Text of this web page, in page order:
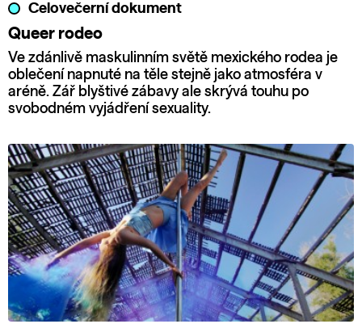
Celovečerní dokument
Queer rodeo
Ve zdánlivě maskulinním světě mexického rodea je
oblečení napnuté na těle stejně jako atmosféra v
aréně. Zář blyštivé zábavy ale skrývá touhu po
svobodném vyjádření sexuality.